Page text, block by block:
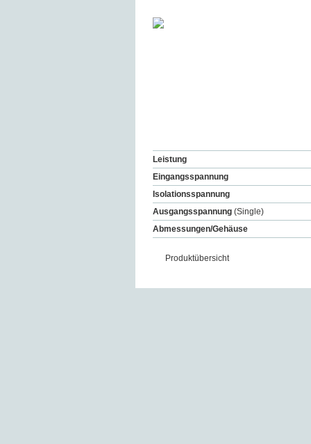
Leistung
Eingangsspannung
Isolationsspannung
Ausgangsspannung (Single)
Abmessungen/Gehäuse
Produktübersicht